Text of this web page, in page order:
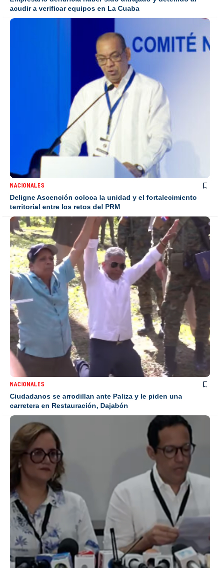
acudir a verificar equipos en La Cuaba
NACIONALES
Deligne Ascención coloca la unidad y el fortalecimiento
territorial entre los retos del PRM
NACIONALES
Ciudadanos se arrodillan ante Paliza y le piden una
carretera en Restauración, Dajabón